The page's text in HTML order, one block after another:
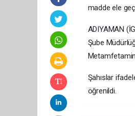
madde ele
ADIYAMAN
Şube
Şahıslar
öğrenildi.